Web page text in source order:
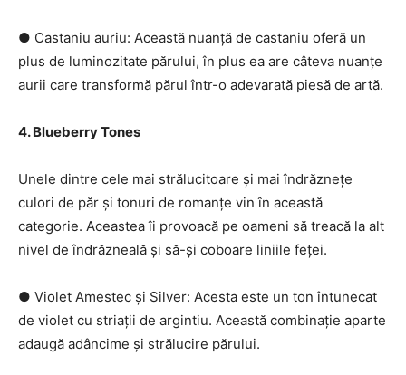
● Castaniu auriu: Această nuanță de castaniu oferă un
plus de luminozitate părului, în plus ea are câteva nuanțe
aurii care transformă părul într-o adevarată piesă de artă.
4. Blueberry Tones
Unele dintre cele mai strălucitoare și mai îndrăznețe
culori de păr și tonuri de romanțe vin în această
categorie. Aceastea îi provoacă pe oameni să treacă la alt
nivel de îndrăzneală și să-și coboare liniile feței.
● Violet Amestec și Silver: Acesta este un ton întunecat
de violet cu striații de argintiu. Această combinație aparte
adaugă adâncime și strălucire părului.